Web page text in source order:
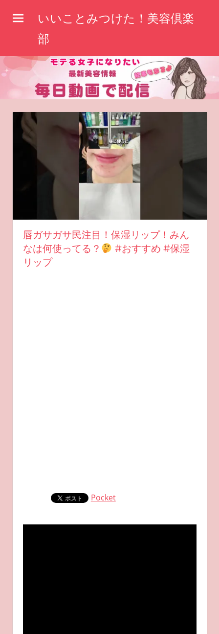
へ
いいことみつけた！美容倶楽
部
唇ガサガサ民注目！保湿リップ！みん
なは何使ってる？
#おすすめ #保湿
リップ
Pocket